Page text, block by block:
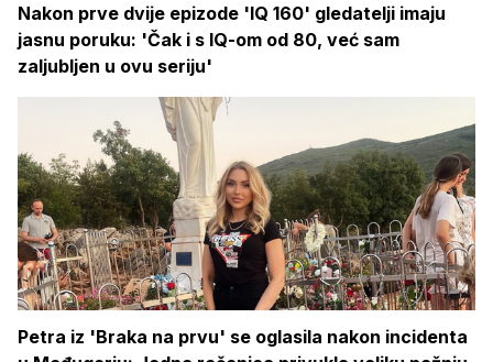
Nakon prve dvije epizode 'IQ 160' gledatelji imaju
jasnu poruku: 'Čak i s IQ-om od 80, već sam
zaljubljen u ovu seriju'
Petra iz 'Braka na prvu' se oglasila nakon incidenta